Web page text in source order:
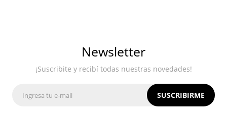
Newsletter
¡Suscribite y recibí todas nuestras novedades!
SUSCRIBIRME